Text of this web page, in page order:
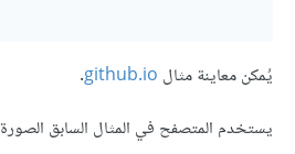
يُمكن معاينة مثال github.io
.
يستخدم المتصفح في المثال السابق الصورة